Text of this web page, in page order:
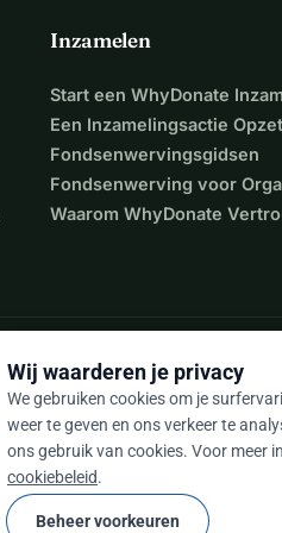
Inzamelen
Start een WhyDonate
Een Inzamelingsactie
Fondsenwervingsgidsen
Fondsenwerving voor
Waarom WhyDonate
★★★★★ 4,9 / 5 op basis van
Wij waarderen je privacy
We gebruiken cookies om je
weer te geven en ons verkeer te
ons gebruik van cookies. Voor meer
cookiebeleid.
Beheer voorkeuren